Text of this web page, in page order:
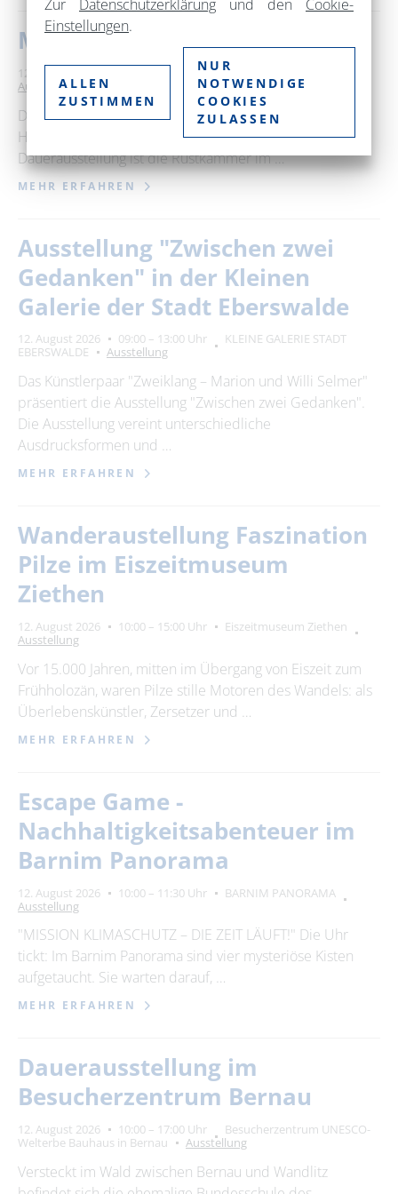
Museum im Steintor
12. August 2026 09:00 – 17:00 Uhr
Museum im Steintor
Ausstellung
Das Museum im Steintor wurde 1882 als das "erste
Hussitenmuseum" der Welt eröffnet. Kern der
Dauerausstellung ist die Rüstkammer im …
MEHR ERFAHREN
Ausstellung "Zwischen zwei
Gedanken" in der Kleinen
Galerie der Stadt Eberswalde
12. August 2026 09:00 – 13:00 Uhr
KLEINE GALERIE STADT
EBERSWALDE
Ausstellung
Das Künstlerpaar "Zweiklang – Marion und Willi Selmer"
präsentiert die Ausstellung "Zwischen zwei Gedanken".
Die Ausstellung vereint unterschiedliche
Ausdrucksformen und …
MEHR ERFAHREN
Wanderaustellung Faszination
Pilze im Eiszeitmuseum
Ziethen
12. August 2026 10:00 – 15:00 Uhr
Eiszeitmuseum Ziethen
Ausstellung
Vor 15.000 Jahren, mitten im Übergang von Eiszeit zum
Frühholozän, waren Pilze stille Motoren des Wandels: als
Überlebenskünstler, Zersetzer und …
MEHR ERFAHREN
Escape Game -
Nachhaltigkeitsabenteuer im
Barnim Panorama
12. August 2026 10:00 – 11:30 Uhr
BARNIM PANORAMA
Ausstellung
"MISSION KLIMASCHUTZ – DIE ZEIT LÄUFT!" Die Uhr
tickt: Im Barnim Panorama sind vier mysteriöse Kisten
aufgetaucht. Sie warten darauf, …
MEHR ERFAHREN
Dauerausstellung im
Besucherzentrum Bernau
12. August 2026 10:00 – 17:00 Uhr
Besucherzentrum UNESCO-
Welterbe Bauhaus in Bernau
Ausstellung
Versteckt im Wald zwischen Bernau und Wandlitz
Zur Datenschutzerklärung und den Cookie-
Einstellungen.
ALLEN
ZUSTIMMEN
NUR
NOTWENDIGE
COOKIES
ZULASSEN